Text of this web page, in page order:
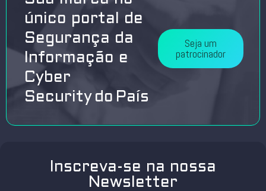
único portal de
Segurança da
Informação e
Cyber
Security do País
Seja um
patrocinador
Inscreva-se na nossa
Newsletter